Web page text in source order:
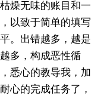
燥无味的账目和一
以致于简单的填写
。出错越多，越是
多，构成恶性循
悉心的教导我，加
心的完成任务了，